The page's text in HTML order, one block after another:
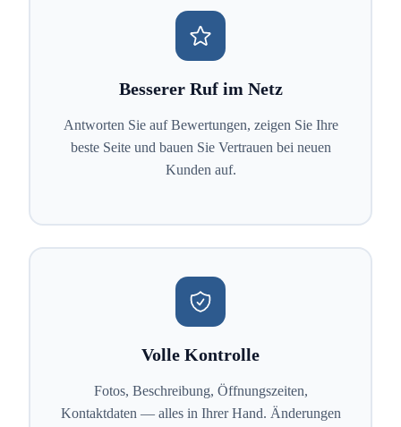
Besserer Ruf im Netz
Antworten Sie auf Bewertungen, zeigen Sie Ihre
beste Seite und bauen Sie Vertrauen bei neuen
Kunden auf.
Volle Kontrolle
Fotos, Beschreibung, Öffnungszeiten,
Kontaktdaten — alles in Ihrer Hand. Änderungen